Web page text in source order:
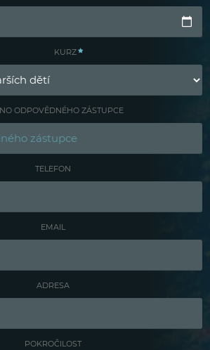
KURZ
ODPOVĚDNÉHO ZÁSTUPCE
TELEFON
EMAIL
ADRESA
POKROČILOST